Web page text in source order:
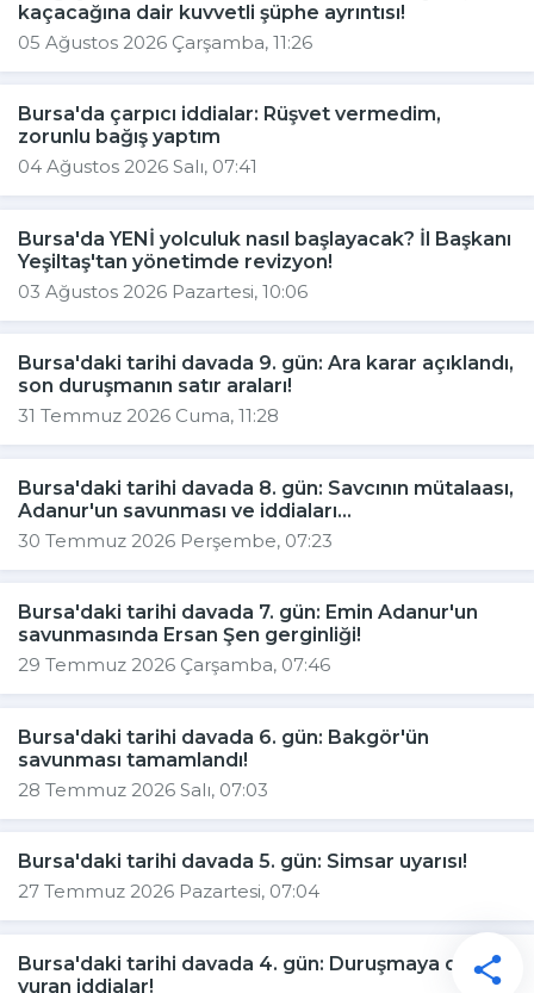
kaçacağına dair kuvvetli şüphe ayrıntısı!
05 Ağustos 2026 Çarşamba, 11:26
Bursa'da çarpıcı iddialar: Rüşvet vermedim,
zorunlu bağış yaptım
04 Ağustos 2026 Salı, 07:41
Bursa'da YENİ yolculuk nasıl başlayacak? İl Başkanı
Yeşiltaş'tan yönetimde revizyon!
03 Ağustos 2026 Pazartesi, 10:06
Bursa'daki tarihi davada 9. gün: Ara karar açıklandı,
son duruşmanın satır araları!
31 Temmuz 2026 Cuma, 11:28
Bursa'daki tarihi davada 8. gün: Savcının mütalaası,
Adanur'un savunması ve iddiaları...
30 Temmuz 2026 Perşembe, 07:23
Bursa'daki tarihi davada 7. gün: Emin Adanur'un
savunmasında Ersan Şen gerginliği!
29 Temmuz 2026 Çarşamba, 07:46
Bursa'daki tarihi davada 6. gün: Bakgör'ün
savunması tamamlandı!
28 Temmuz 2026 Salı, 07:03
Bursa'daki tarihi davada 5. gün: Simsar uyarısı!
27 Temmuz 2026 Pazartesi, 07:04
Bursa'daki tarihi davada 4. gün: Duruşmaya damga
vuran iddialar!